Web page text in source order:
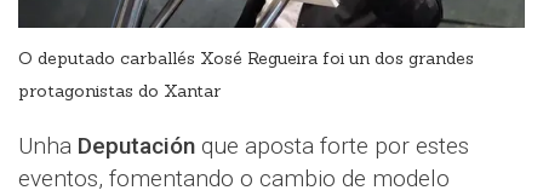
O deputado carballés Xosé Regueira foi un dos grandes
protagonistas do Xantar
Unha Deputación que aposta forte por estes
eventos, fomentando o cambio de modelo